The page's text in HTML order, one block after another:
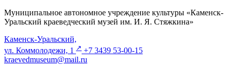
Муниципальное автономное учреждение культуры «Каменск-
Уральский краеведческий музей им. И. Я. Стяжкина»
Каменск-Уральский,
ул. Коммолодежи, 1 ↗️ +7 3439 53-00-15
kraevedmuseum@mail.ru